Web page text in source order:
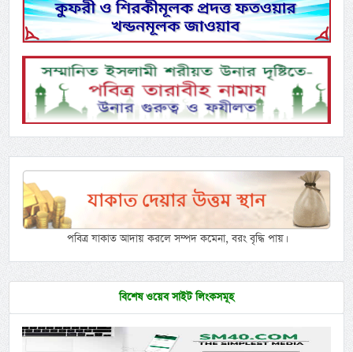
পবিত্র যাকাত আদায় করলে সম্পদ কমেনা, বরং বৃদ্ধি পায়।
বিশেষ ওয়েব সাইট লিংকসমূহ